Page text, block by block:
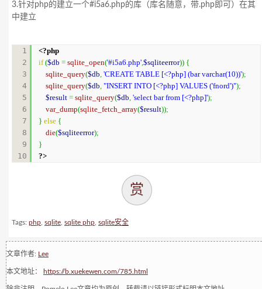
3.针对php的建立一个#i5a6.php的库（库名随意，带.php即可）在其
中建立
1
2
3
4
5
6
7
8
9
<?php
if ($db = sqlite_open('#i5a6.php',$sqliteerror)) {
sqlite_query($db, 'CREATE TABLE [<?php] (bar varchar(10))');
sqlite_query($db, "INSERT INTO [<?php] VALUES ('fnord')");
$result = sqlite_query($db, 'select bar from [<?php]');
var_dump(sqlite_fetch_array($result));
} else {
die($sqliteerror);
}
?>
赏
Tags: php sqlite sqlite php sqlite安全
文章作者: Lee
本文地址： https://b.xuekewen.com/785.html